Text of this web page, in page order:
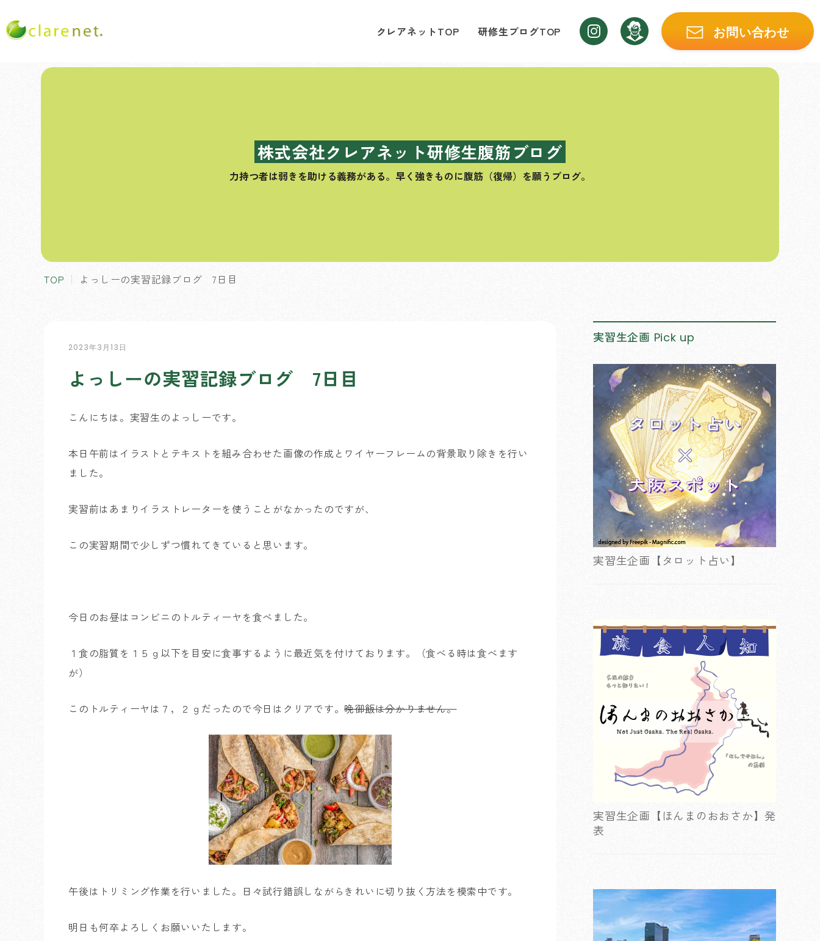
クレアネットTOP 研修生ブログTOP お問い合わせ
株式会社クレアネット研修生腹筋ブログ
力持つ者は弱きを助ける義務がある。 早く強きものに腹筋（復帰）を願うブログ。
TOP よっしーの実習記録ブログ 7日目
2023年3月13日
よっしーの実習記録ブログ 7日目
こんにちは。実習生のよっしーです。
本日午前はイラストとテキストを組み合わせた画像の作成とワイヤーフレームの背景取り除きを行い
ました。
実習前はあまりイラストレーターを使うことがなかったのですが、
この実習期間で少しずつ慣れてきていると思います。
今日のお昼はコンビニのトルティーヤを食べました。
１食の脂質を１５ｇ以下を目安に食事するように最近気を付けております。（食べる時は食べます
が）
このトルティーヤは７，２ｇだったので今日はクリアです。晩御飯は分かりません。
午後はトリミング作業を行いました。日々試行錯誤しながらきれいに切り抜く方法を模索中です。
明日も何卒よろしくお願いいたします。
実習生企画 Pick up
実習生企画【タロット占い】
実習生企画【ほんまのおおさか】発
表